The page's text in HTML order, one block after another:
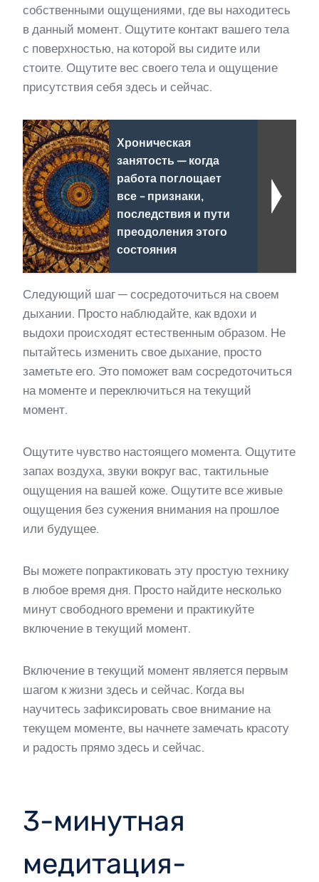
собственными ощущениями, где вы находитесь
в данный момент. Ощутите контакт вашего тела
с поверхностью, на которой вы сидите или
стоите. Ощутите вес своего тела и ощущение
присутствия себя здесь и сейчас.
Хроническая
занятость — когда
работа поглощает
все - признаки,
последствия и пути
преодоления этого
состояния
Следующий шаг — сосредоточиться на своем
дыхании. Просто наблюдайте, как вдохи и
выдохи происходят естественным образом. Не
пытайтесь изменить свое дыхание, просто
заметьте его. Это поможет вам сосредоточиться
на моменте и переключиться на текущий
момент.
Ощутите чувство настоящего момента. Ощутите
запах воздуха, звуки вокруг вас, тактильные
ощущения на вашей коже. Ощутите все живые
ощущения без сужения внимания на прошлое
или будущее.
Вы можете попрактиковать эту простую технику
в любое время дня. Просто найдите несколько
минут свободного времени и практикуйте
включение в текущий момент.
Включение в текущий момент является первым
шагом к жизни здесь и сейчас. Когда вы
научитесь зафиксировать свое внимание на
текущем моменте, вы начнете замечать красоту
и радость прямо здесь и сейчас.
3-минутная
медитация-